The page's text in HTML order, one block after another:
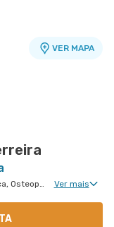
VER MAPA
Endocrinologia Clinica, Endocrinologia Bariátrica, Osteoporose, Doenças Osteometabólicas, Doenças da Hipófise Ver mais